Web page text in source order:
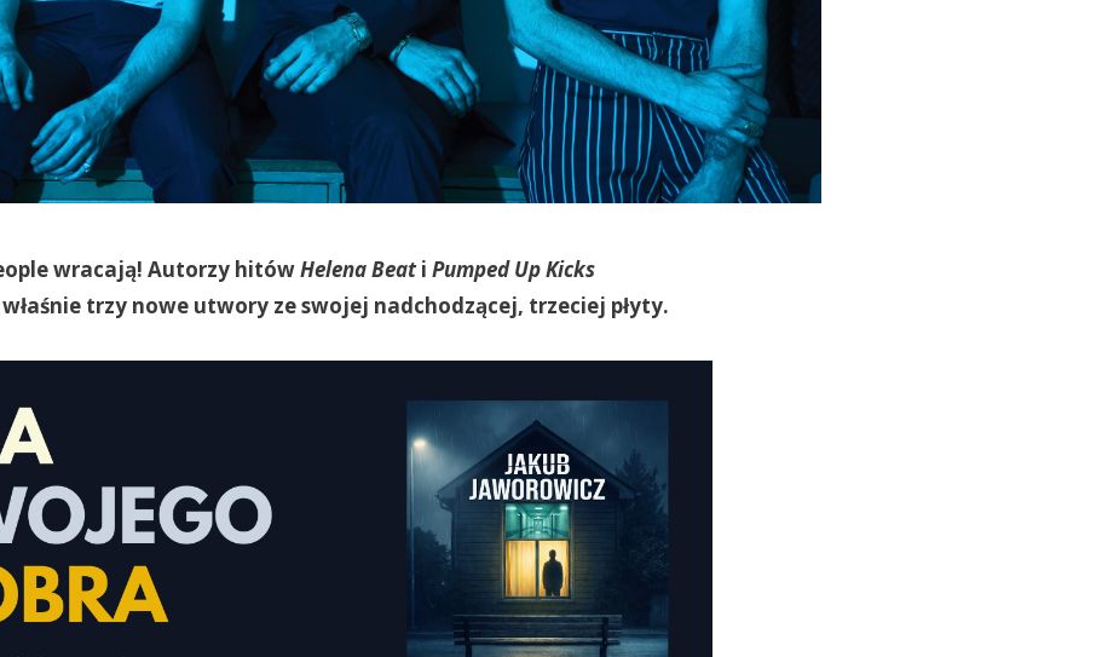
wracają! Autorzy hitówHelena Beati Pumped Up Kicks
trzy nowe utwory ze swojej nadchodzącej, trzeciej płyty.